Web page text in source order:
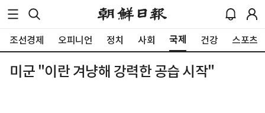
조선경제 오피니언 정치 사회 국제 건강 스포츠
미군 "이란 겨냥해 강력한 공습 시작"